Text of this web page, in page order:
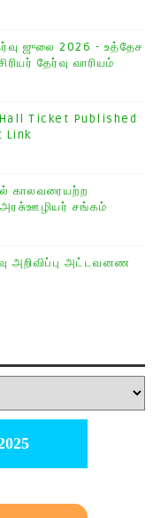
ஜுலை 2026 - உத்தேச
தேர்வு வாரியம்
Hall Ticket Published
Link
காலவரையற்ற
அரசு்ஊழியர் சங்கம்
அறிவிப்பு அட்டவனண